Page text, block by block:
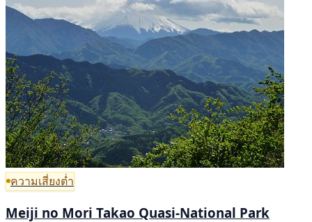
ความเสี่ยงต่ำ
Meiji no Mori Takao Quasi-National Park